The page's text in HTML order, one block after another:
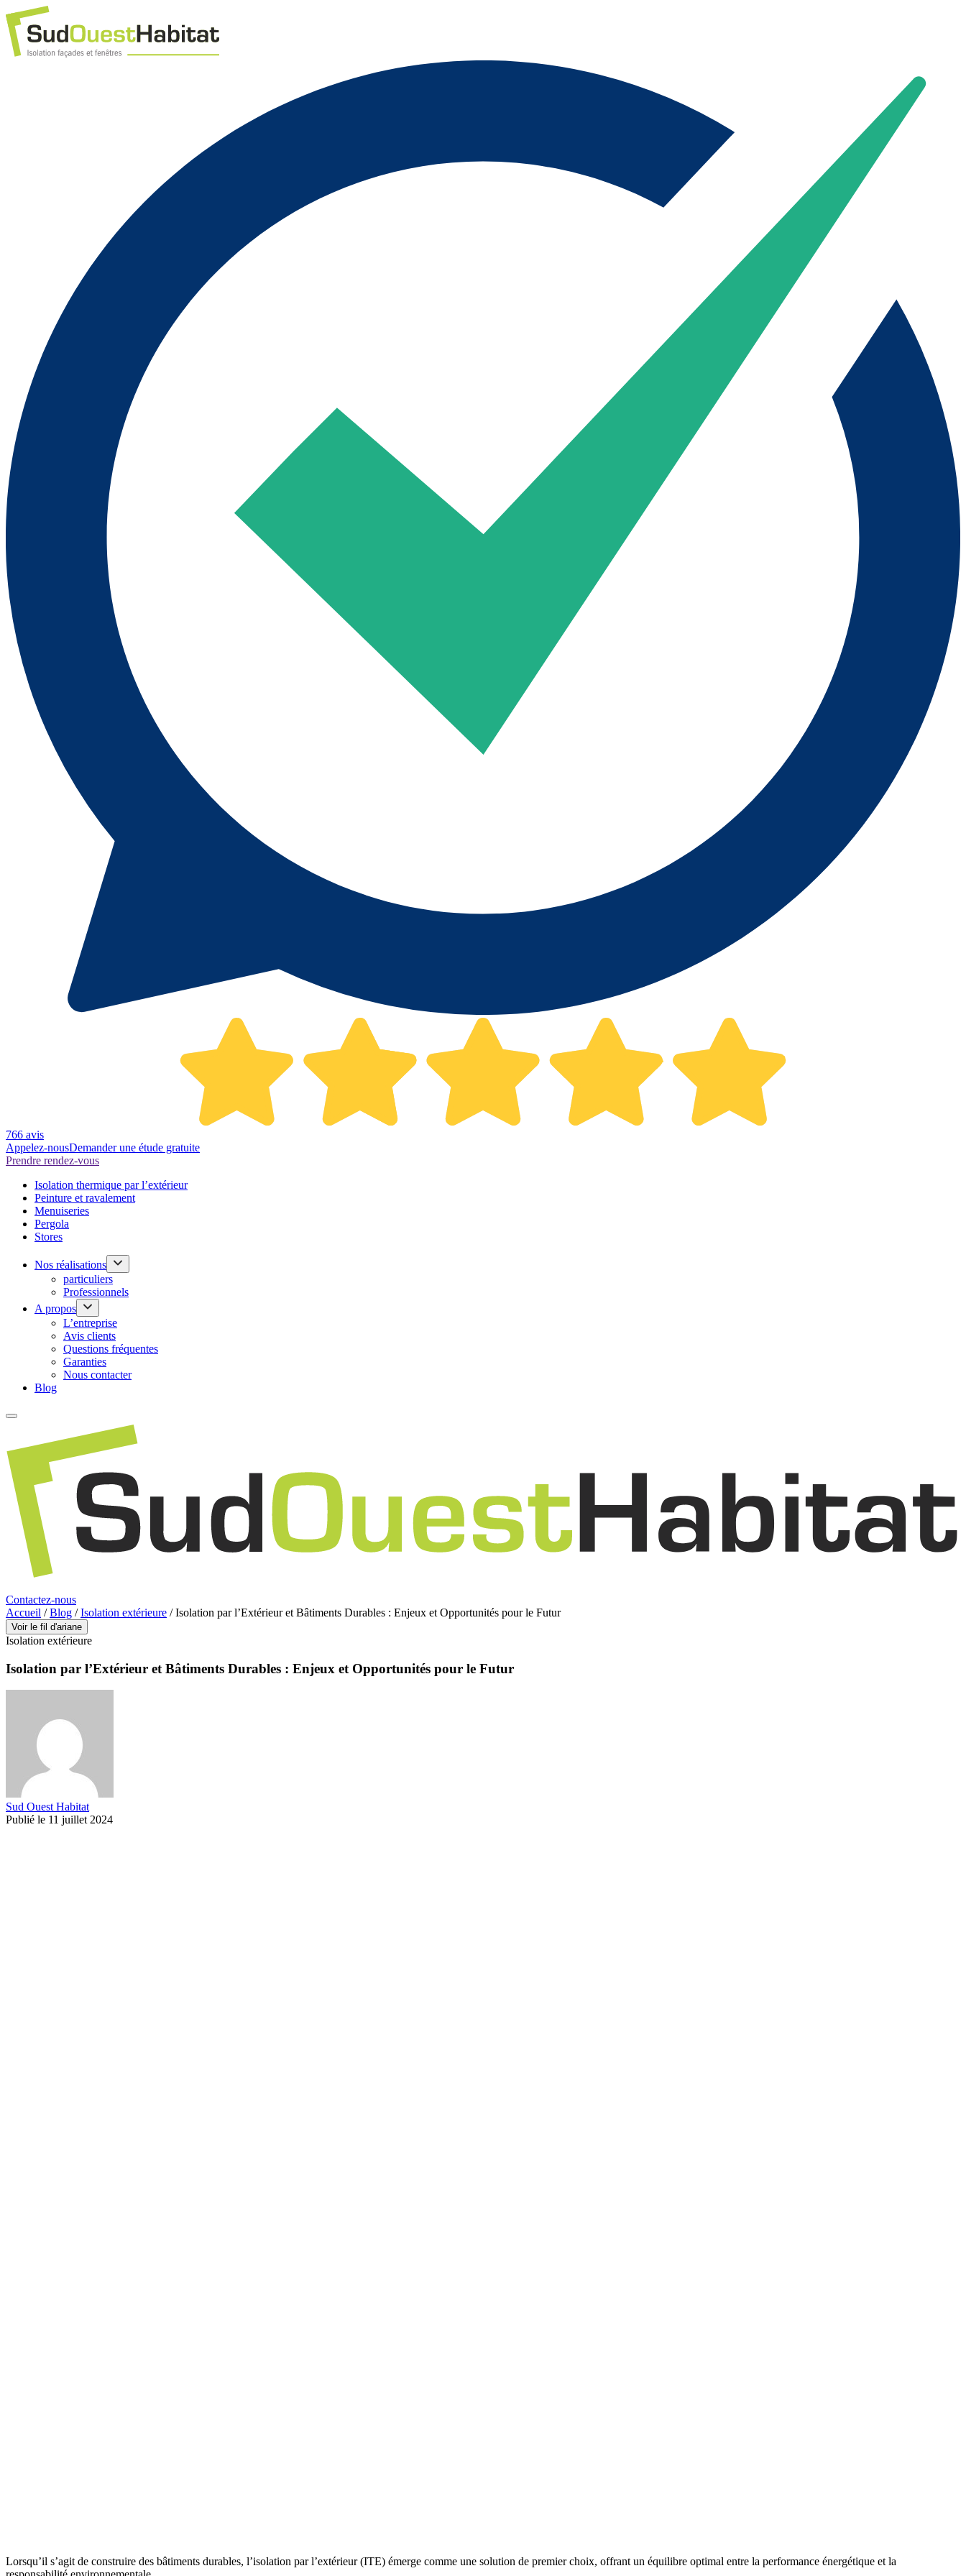
766 avis
Appelez-nousDemander une étude gratuite
Prendre rendez-vous
Isolation thermique par l’extérieur
Peinture et ravalement
Menuiseries
Pergola
Stores
Nos réalisations
particuliers
Professionnels
A propos
L’entreprise
Avis clients
Questions fréquentes
Garanties
Nous contacter
Blog
Contactez-nous
Accueil /Blog /Isolation extérieure /Isolation par l’Extérieur et Bâtiments Durables : Enjeux et Opportunités pour le Futur
Voir le fil d'ariane
Isolation extérieure
Isolation par l’Extérieur et Bâtiments Durables : Enjeux et Opportunités pour le Futur
Sud Ouest Habitat
Publié le 11 juillet 2024
Lorsqu’il s’agit de construire des bâtiments durables, l’isolation par l’extérieur (ITE) émerge comme une solution de premier choix, offrant un équilibre optimal entre la performance énergétique et la